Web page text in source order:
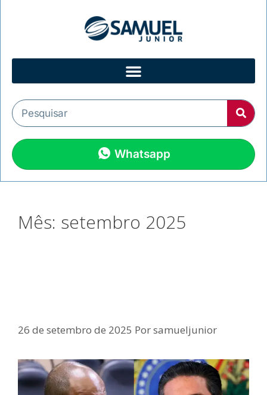
Whatsapp
Mês: setembro 2025
26 de setembro de 2025 Porsamueljunior